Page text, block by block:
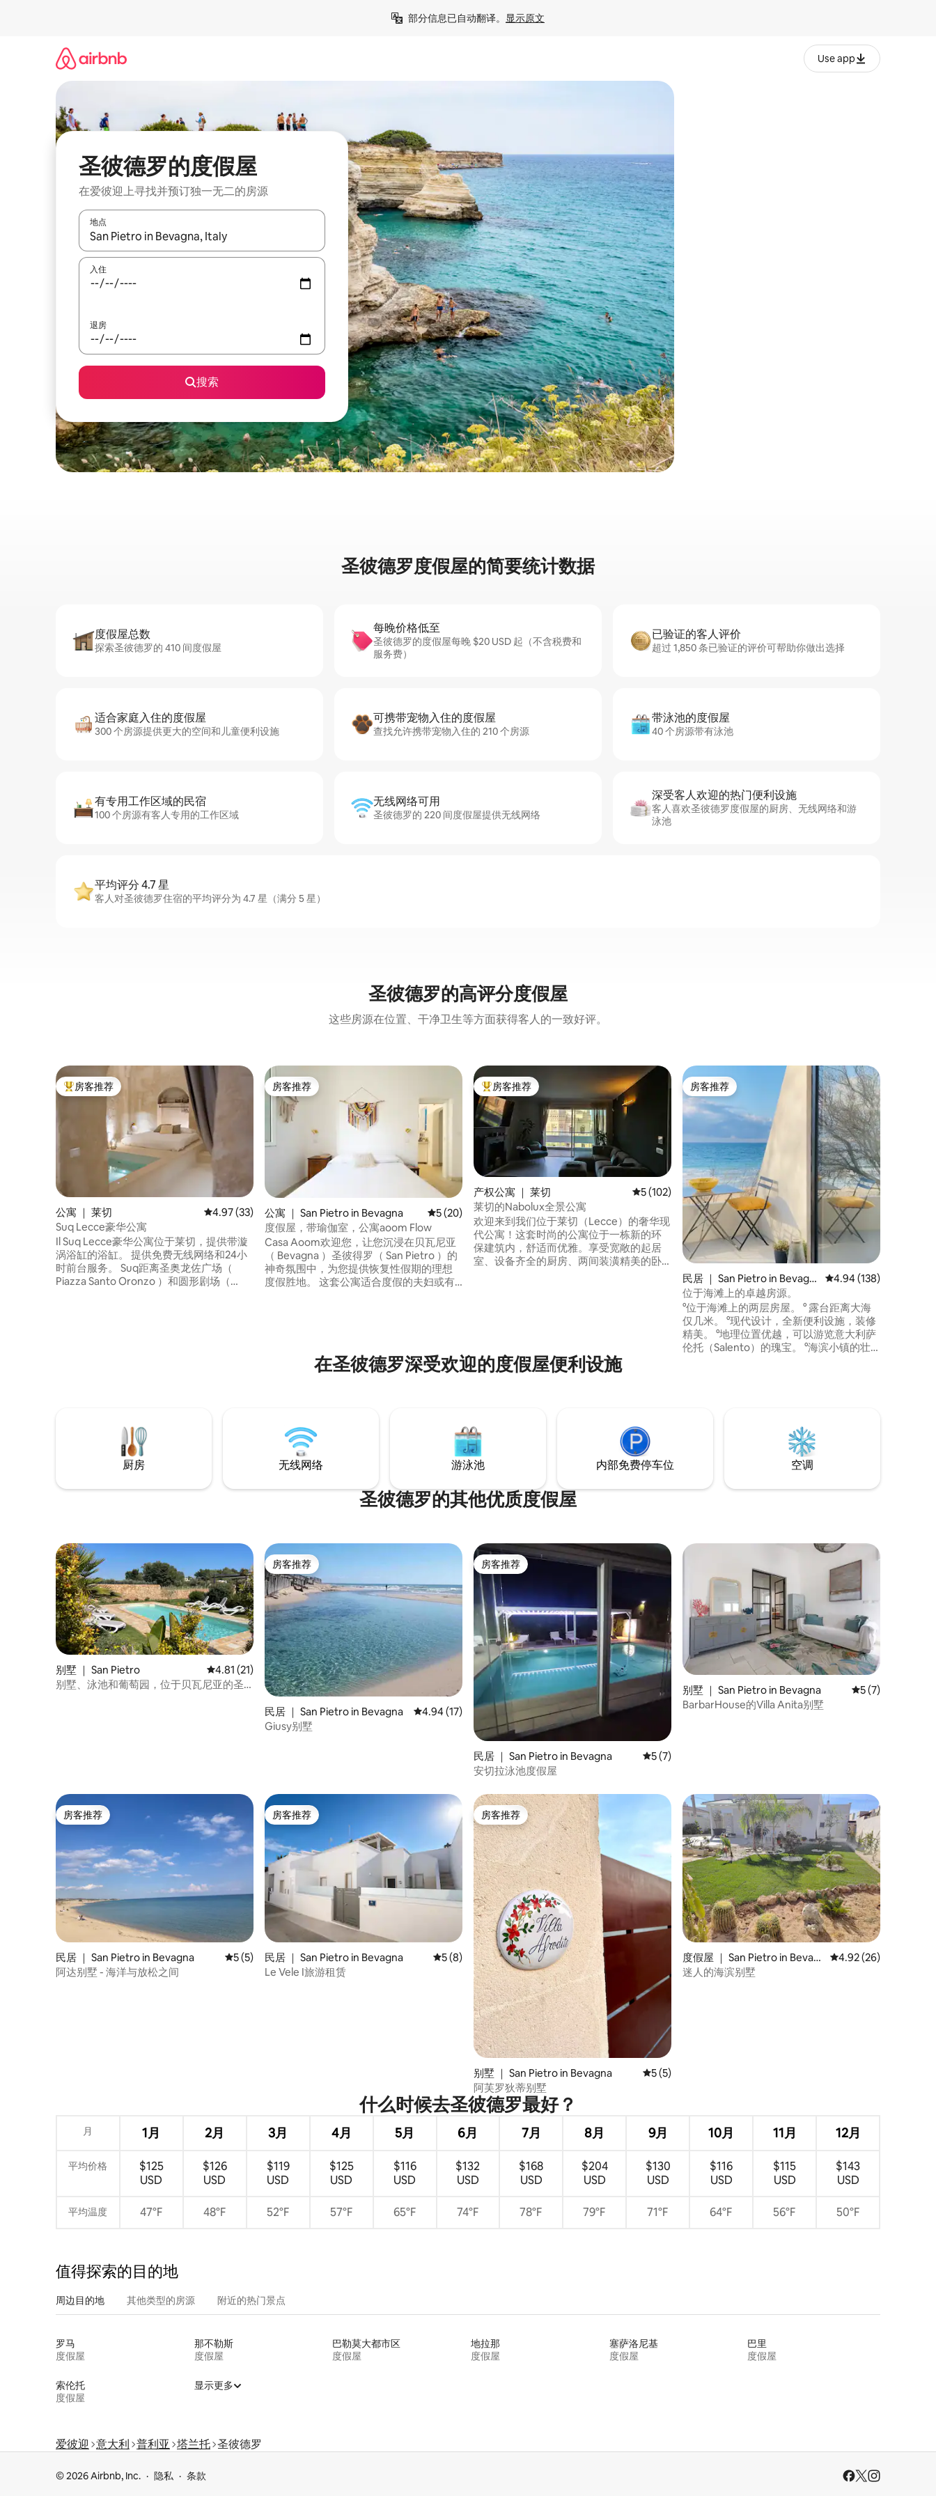
部分信息已自动翻译。 显示原文
Use app
圣彼德罗的度假屋
在爱彼迎上寻找并预订独一无二的房源
地点
如有搜索结果，请使用上下方向键查看，或通过点击或滑动手势浏览。
入住
退房
搜索
圣彼德罗度假屋的简要统计数据
度假屋总数
探索圣彼德罗的 410 间度假屋
每晚价格低至
圣彼德罗的度假屋每晚 $20 USD 起（不含税费和
服务费）
已验证的客人评价
超过 1,850 条已验证的评价可帮助你做出选择
适合家庭入住的度假屋
300 个房源提供更大的空间和儿童便利设施
可携带宠物入住的度假屋
查找允许携带宠物入住的 210 个房源
带泳池的度假屋
40 个房源带有泳池
有专用工作区域的民宿
100 个房源有客人专用的工作区域
无线网络可用
圣彼德罗的 220 间度假屋提供无线网络
深受客人欢迎的热门便利设施
客人喜欢圣彼德罗度假屋的厨房、无线网络和游
泳池
平均评分 4.7 星
客人对圣彼德罗住宿的平均评分为 4.7 星（满分 5 星）
圣彼德罗的高评分度假屋
这些房源在位置、干净卫生等方面获得客人的一致好评。
热门「房客推荐」
房客推荐
公寓 ｜ 莱切 平均评分 4.97 分（满分 5 分），共 33 条评价
4.97 (33)
Suq Lecce豪华公寓
Il Suq Lecce豪华公寓位于莱切，提供带漩
涡浴缸的浴缸。 提供免费无线网络和24小
时前台服务。 Suq距离圣奥龙佐广场（
Piazza Santo Oronzo ）和圆形剧场（
房客推荐
房客推荐
公寓 ｜ San Pietro in Bevagna 平均评分 5 分（满分 5 分），共 20 条评价
5 (20)
度假屋，带瑜伽室，公寓aoom Flow
Casa Aoom欢迎您，让您沉浸在贝瓦尼亚
（ Bevagna ）圣彼得罗（ San Pietro ）的
神奇氛围中，为您提供恢复性假期的理想
度假胜地。 这套公寓适合度假的夫妇或有1
热门「房客推荐」
房客推荐
产权公寓 ｜ 莱切 平均评分 5 分（满分 5 分），共 102 条评价
5 (102)
莱切的Nabolux全景公寓
欢迎来到我们位于莱切（Lecce）的奢华现
代公寓！这套时尚的公寓位于一栋新的环
保建筑内，舒适而优雅。享受宽敞的起居
室、设备齐全的厨房、两间装潢精美的卧
房客推荐
房客推荐
民居 ｜ San Pietro in Bevagn
a
平均评分 4.94 分（满
4.94 (138)
位于海滩上的卓越房源。
°位于海滩上的两层房屋。 ° 露台距离大海
仅几米。 °现代设计，全新便利设施，装修
精美。 °地理位置优越，可以游览意大利萨
伦托（Salento）的瑰宝。 °海滨小镇的壮
在圣彼德罗深受欢迎的度假屋便利设施
厨房 无线网络 游泳池 内部免费停车位 空调
圣彼德罗的其他优质度假屋
别墅 ｜ San Pietro 平均评分 4.81 分（满分 5 分），共 21 条评价
4.81 (21)
别墅、泳池和葡萄园，位于贝瓦尼亚的圣
房客推荐
房客推荐
民居 ｜ San Pietro in Bevagna 平均评分 4.94 分（满分 5 分），共 17 条评价
4.94 (17)
Giusy别墅
房客推荐
房客推荐
民居 ｜ San Pietro in Bevagna 平均评分 5 分（满分 5 分），共 7 条评价
5 (7)
安切拉泳池度假屋
别墅 ｜ San Pietro in Bevagna 平均评分 5 分（
5 (7)
BarbarHouse的Villa Anita别墅
房客推荐
房客推荐
民居 ｜ San Pietro in Bevagna 平均评分 5 分（满分 5 分），共 5 条评价
5 (5)
阿达别墅 - 海洋与放松之间
房客推荐
房客推荐
民居 ｜ San Pietro in Bevagna 平均评分 5 分（满分 5 分），共 8 条评价
5 (8)
Le Vele I旅游租赁
房客推荐
房客推荐
别墅 ｜ San Pietro in Bevagna 平均评分 5 分（满分 5 分），共 5 条评价
5 (5)
阿芙罗狄蒂别墅
度假屋 ｜ San Pietro in Bevag
na
平均评分 4.92 分（满
4.92 (26)
迷人的海滨别墅
什么时候去圣彼德罗最好？
月 1月 2月 3月 4月 5月 6月 7月 8月 9月 10月 11月 12月
平均价格
$125
USD
$126
USD
$119
USD
$125
USD
$116
USD
$132
USD
$168
USD
$204
USD
$130
USD
$116
USD
$115
USD
$143
USD
平均温度 47°F 48°F 52°F 57°F 65°F 74°F 78°F 79°F 71°F 64°F 56°F 50°F
值得探索的目的地
周边目的地 其他类型的房源 附近的热门景点
罗马
度假屋
那不勒斯
度假屋
巴勒莫大都市区
度假屋
地拉那
度假屋
塞萨洛尼基
度假屋
巴里
度假屋
索伦托
度假屋
显示更多
爱彼迎 意大利 普利亚 塔兰托 圣彼德罗
© 2026 Airbnb, Inc. 隐私 条款